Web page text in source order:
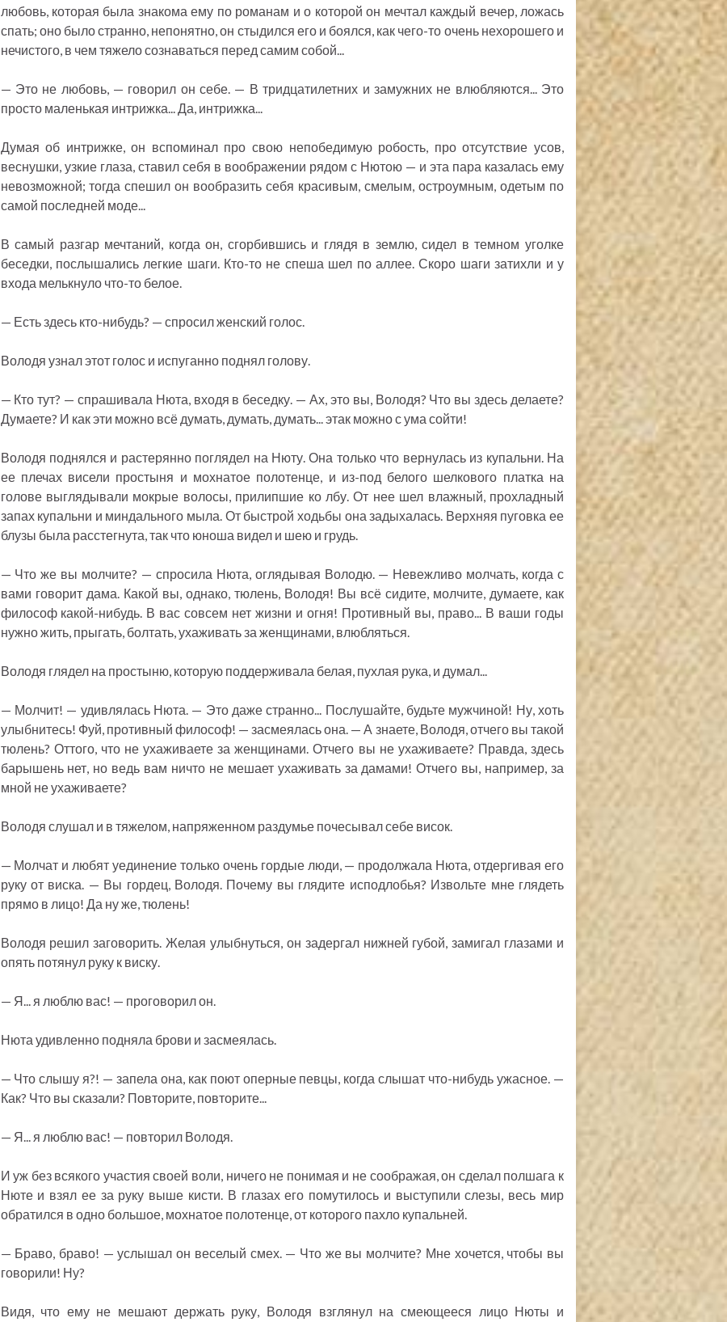
любовь, которая была знакома ему по романам и о которой он мечтал каждый вечер, ложась
спать; оно было странно, непонятно, он стыдился его и боялся, как чего-то очень нехорошего и
нечистого, в чем тяжело сознаваться перед самим собой...
— Это не любовь, — говорил он себе. — В тридцатилетних и замужних не влюбляются... Это
просто маленькая интрижка... Да, интрижка...
Думая об интрижке, он вспоминал про свою непобедимую робость, про отсутствие усов,
веснушки, узкие глаза, ставил себя в воображении рядом с Нютою — и эта пара казалась ему
невозможной; тогда спешил он вообразить себя красивым, смелым, остроумным, одетым по
самой последней моде...
В самый разгар мечтаний, когда он, сгорбившись и глядя в землю, сидел в темном уголке
беседки, послышались легкие шаги. Кто-то не спеша шел по аллее. Скоро шаги затихли и у
входа мелькнуло что-то белое.
— Есть здесь кто-нибудь? — спросил женский голос.
Володя узнал этот голос и испуганно поднял голову.
— Кто тут? — спрашивала Нюта, входя в беседку. — Ах, это вы, Володя? Что вы здесь делаете?
Думаете? И как эти можно всё думать, думать, думать... этак можно с ума сойти!
Володя поднялся и растерянно поглядел на Нюту. Она только что вернулась из купальни. На
ее плечах висели простыня и мохнатое полотенце, и из-под белого шелкового платка на
голове выглядывали мокрые волосы, прилипшие ко лбу. От нее шел влажный, прохладный
запах купальни и миндального мыла. От быстрой ходьбы она задыхалась. Верхняя пуговка ее
блузы была расстегнута, так что юноша видел и шею и грудь.
— Что же вы молчите? — спросила Нюта, оглядывая Володю. — Невежливо молчать, когда с
вами говорит дама. Какой вы, однако, тюлень, Володя! Вы всё сидите, молчите, думаете, как
философ какой-нибудь. В вас совсем нет жизни и огня! Противный вы, право... В ваши годы
нужно жить, прыгать, болтать, ухаживать за женщинами, влюбляться.
Володя глядел на простыню, которую поддерживала белая, пухлая рука, и думал...
— Молчит! — удивлялась Нюта. — Это даже странно... Послушайте, будьте мужчиной! Ну, хоть
улыбнитесь! Фуй, противный философ! — засмеялась она. — А знаете, Володя, отчего вы такой
тюлень? Оттого, что не ухаживаете за женщинами. Отчего вы не ухаживаете? Правда, здесь
барышень нет, но ведь вам ничто не мешает ухаживать за дамами! Отчего вы, например, за
мной не ухаживаете?
Володя слушал и в тяжелом, напряженном раздумье почесывал себе висок.
— Молчат и любят уединение только очень гордые люди, — продолжала Нюта, отдергивая его
руку от виска. — Вы гордец, Володя. Почему вы глядите исподлобья? Извольте мне глядеть
прямо в лицо! Да ну же, тюлень!
Володя решил заговорить. Желая улыбнуться, он задергал нижней губой, замигал глазами и
опять потянул руку к виску.
— Я... я люблю вас! — проговорил он.
Нюта удивленно подняла брови и засмеялась.
— Что слышу я?! — запела она, как поют оперные певцы, когда слышат что-нибудь ужасное. —
Как? Что вы сказали? Повторите, повторите...
— Я... я люблю вас! — повторил Володя.
И уж без всякого участия своей воли, ничего не понимая и не соображая, он сделал полшага к
Нюте и взял ее за руку выше кисти. В глазах его помутилось и выступили слезы, весь мир
обратился в одно большое, мохнатое полотенце, от которого пахло купальней.
— Браво, браво! — услышал он веселый смех. — Что же вы молчите? Мне хочется, чтобы вы
говорили! Ну?
Видя, что ему не мешают держать руку, Володя взглянул на смеющееся лицо Нюты и